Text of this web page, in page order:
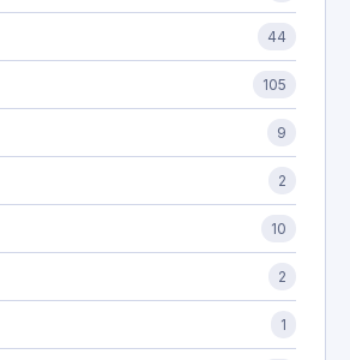
44
105
9
2
10
2
1